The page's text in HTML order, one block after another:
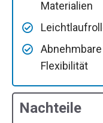
Materialien
Flexibilität
Nachteile